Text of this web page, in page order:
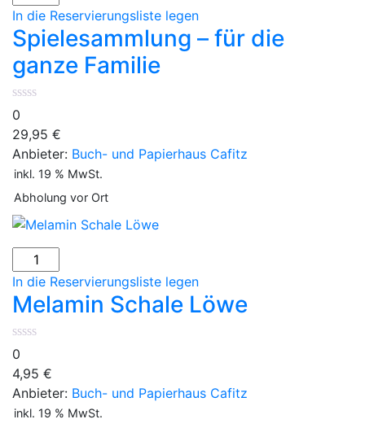
-
für
die
ganze
Familie
Menge
In die Reservierungsliste legen
Spielesammlung – für die
ganze Familie
0
29,95 €
Anbieter: Buch- und Papierhaus Cafitz
inkl. 19 % MwSt.
Abholung vor Ort
Melamin
Schale
Löwe
Menge
In die Reservierungsliste legen
Melamin Schale Löwe
0
4,95 €
Anbieter: Buch- und Papierhaus Cafitz
inkl. 19 % MwSt.